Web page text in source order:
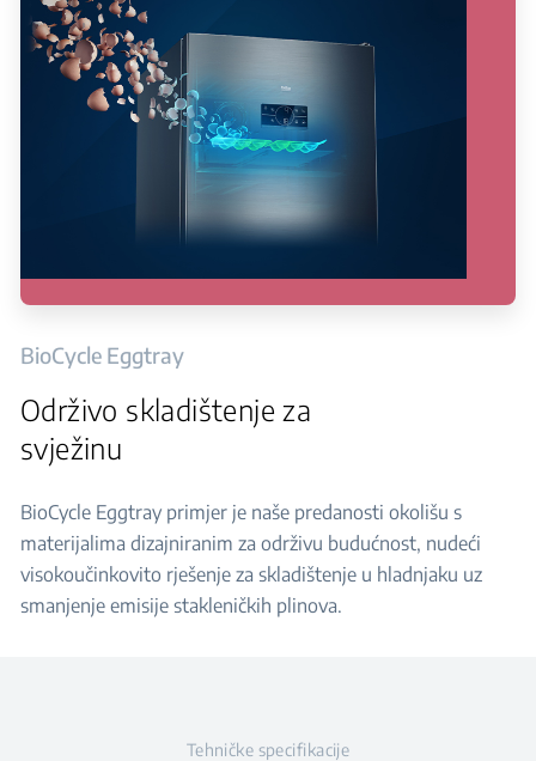
BioCycle Eggtray
Održivo skladištenje za
svježinu
BioCycle Eggtray primjer je naše predanosti okolišu s
materijalima dizajniranim za održivu budućnost, nudeći
visokoučinkovito rješenje za skladištenje u hladnjaku uz
smanjenje emisije stakleničkih plinova.
Tehničke specifikacije